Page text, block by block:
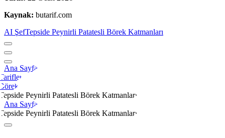
Kaynak: butarif.com
AI ŞefTepside Peynirli Patatesli Börek Katmanları
Ana Sayfa
Peynirli Patatesli Börek Katmanları
Ana Sayfa
Peynirli Patatesli Börek Katmanları